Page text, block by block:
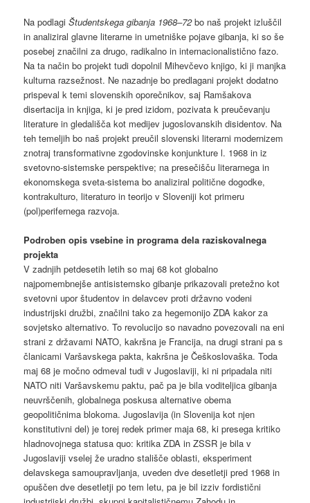
Na podlagiŠtudentskega gibanja 1968–72bo naš projekt izluščil
in analiziral glavne literarne in umetniške pojave gibanja, ki so še
posebej značilni za drugo, radikalno in internacionalistično fazo.
Na ta način bo projekt tudi dopolnil Mihevčevo knjigo, ki ji manjka
kulturna razsežnost. Ne nazadnje bo predlagani projekt dodatno
prispeval k temi slovenskih oporečnikov, saj Ramšakova
disertacija in knjiga, ki je pred izidom, pozivata k preučevanju
literature in gledališča kot medijev jugoslovanskih disidentov. Na
teh temeljih bo naš projekt preučil slovenski literarni modernizem
znotraj transformativne zgodovinske konjunkture l. 1968 in iz
svetovno-sistemske perspektive; na presečišču literarnega in
ekonomskega sveta-sistema bo analiziral politične dogodke,
kontrakulturo, literaturo in teorijo v Sloveniji kot primeru
(pol)perifernega razvoja.
Podroben opis vsebine in programa dela raziskovalnega
projekta
V zadnjih petdesetih letih so maj 68 kot globalno
najpomembnejše antisistemsko gibanje prikazovali pretežno kot
svetovni upor študentov in delavcev proti državno vodeni
industrijski družbi, značilni tako za hegemonijo ZDA kakor za
sovjetsko alternativo. To revolucijo so navadno povezovali na eni
strani z državami NATO, kakršna je Francija, na drugi strani pa s
članicami Varšavskega pakta, kakršna je Češkoslovaška. Toda
maj 68 je močno odmeval tudi v Jugoslaviji, ki ni pripadala niti
NATO niti Varšavskemu paktu, pač pa je bila voditeljica gibanja
neuvrščenih, globalnega poskusa alternative obema
geopolitičnima blokoma. Jugoslavija (in Slovenija kot njen
konstitutivni del) je torej redek primer maja 68, ki presega kritiko
hladnovojnega statusa quo: kritika ZDA in ZSSR je bila v
Jugoslaviji vselej že uradno stališče oblasti, eksperiment
delavskega samoupravljanja, uveden dve desetletji pred 1968 in
opuščen dve desetletji po tem letu, pa je bil izziv fordistični